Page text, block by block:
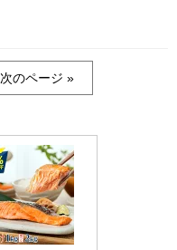
次のページ »